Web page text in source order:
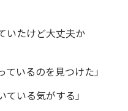
いたけど大丈夫か
ているのを見つけた」
ている気がする」